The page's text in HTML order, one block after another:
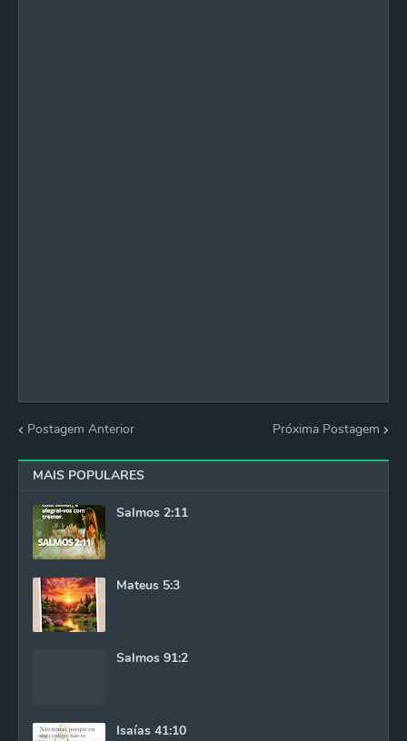
Postagem Anterior Próxima Postagem
MAIS POPULARES
Salmos 2:11
Mateus 5:3
Salmos 91:2
Isaías 41:10